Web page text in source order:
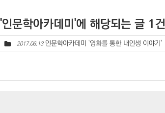
'인문학아카데미'에 해당되는 글 1건
2017.06.13 인문학아카데미 '영화를 통한 내인생 이야기'